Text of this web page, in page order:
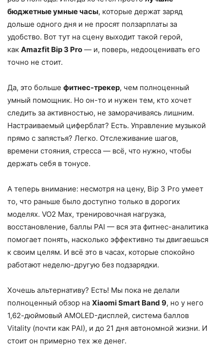
бюджетные умные часы, которые держат заряд
дольше одного дня и не просят ползарплаты за
удобство. Вот тут на сцену выходит такой герой,
как Amazfit Bip 3 Pro — и, поверь, недооценивать его
точно не стоит.
Да, это больше фитнес-трекер, чем полноценный
умный помощник. Но он-то и нужен тем, кто хочет
следить за активностью, не заморачиваясь лишним.
Настраиваемый циферблат? Есть. Управление музыкой
прямо с запястья? Легко. Отслеживание шагов,
времени стояния, стресса — всё, что нужно, чтобы
держать себя в тонусе.
А теперь внимание: несмотря на цену, Bip 3 Pro умеет
то, что раньше было доступно только в дорогих
моделях. VO2 Max, тренировочная нагрузка,
восстановление, баллы PAI — вся эта фитнес-аналитика
помогает понять, насколько эффективно ты двигаешься
к своим целям. И всё это в часах, которые спокойно
работают неделю-другую без подзарядки.
Хочешь альтернативу? Есть! Мы пока не делали
полноценный обзор на Xiaomi Smart Band 9, но у него
1,62-дюймовый AMOLED-дисплей, система баллов
Vitality (почти как PAI), и до 21 дня автономной жизни. И
стоит он примерно тех же денег.